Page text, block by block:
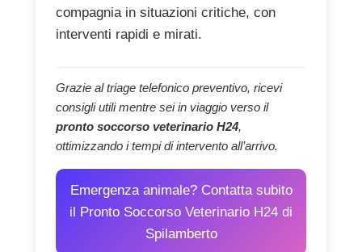
compagnia in situazioni critiche, con
interventi rapidi e mirati.
Grazie al triage telefonico preventivo, ricevi
consigli utili mentre sei in viaggio verso il
pronto soccorso veterinario H24,
ottimizzando i tempi di intervento all’arrivo.
Emergenza animale? Contatta subito
il Pronto Soccorso Veterinario H24 di
Spilamberto